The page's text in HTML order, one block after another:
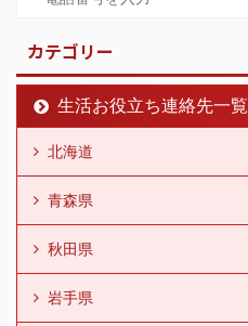
カテゴリー
生活お役立ち連絡先一覧
北海道
青森県
秋田県
岩手県